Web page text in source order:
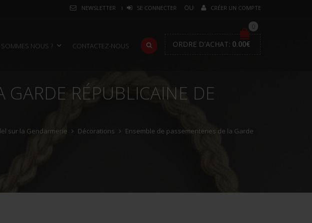
NEWSLETTER SE CONNECTER CRÉER UN COMPTE
NOUS ? CONTACTEZ-NOUS
0
ORDRE D'ACHAT: 0.00€
GARDE RÉPUBLICAINE DE
sur la Gendarmerie Décorations
Ensemble de passementeries de la Garde